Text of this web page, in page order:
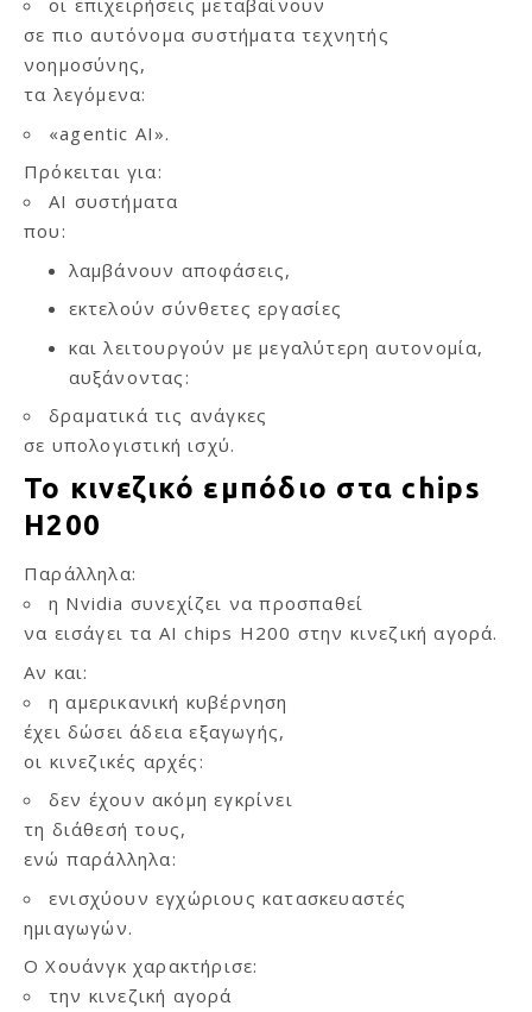
οι επιχειρήσεις μεταβαίνουν
σε πιο αυτόνομα συστήματα τεχνητής
νοημοσύνης,
τα λεγόμενα:
«agentic AI».
Πρόκειται για:
AI συστήματα
που:
λαμβάνουν αποφάσεις,
εκτελούν σύνθετες εργασίες
και λειτουργούν με μεγαλύτερη αυτονομία,
αυξάνοντας:
δραματικά τις ανάγκες
σε υπολογιστική ισχύ.
Το κινεζικό εμπόδιο στα chips
H200
Παράλληλα:
η Nvidia συνεχίζει να προσπαθεί
να εισάγει τα AI chips H200 στην κινεζική αγορά.
Αν και:
η αμερικανική κυβέρνηση
έχει δώσει άδεια εξαγωγής,
οι κινεζικές αρχές:
δεν έχουν ακόμη εγκρίνει
τη διάθεσή τους,
ενώ παράλληλα:
ενισχύουν εγχώριους κατασκευαστές
ημιαγωγών.
Ο Χουάνγκ χαρακτήρισε:
την κινεζική αγορά